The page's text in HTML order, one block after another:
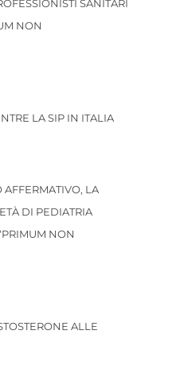
SANITARI
NON
LA SIP IN ITALIA
AFFERMATIVO, LA
DI PEDIATRIA
NON
ALLE